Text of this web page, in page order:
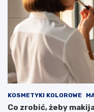
KOSMETYKI KOLOROWE
Co zrobić, żeby